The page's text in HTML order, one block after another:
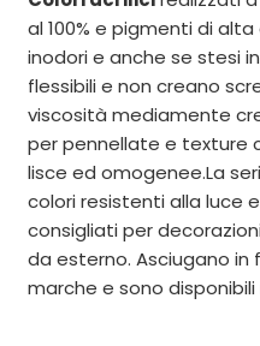
al 100% e pigmenti di
inodori e anche se stesi
flessibili e non creano
viscosità mediamente
per pennellate e texture
lisce ed omogenee.La
colori resistenti alla luce
consigliati per
da esterno. Asciugano
marche e sono